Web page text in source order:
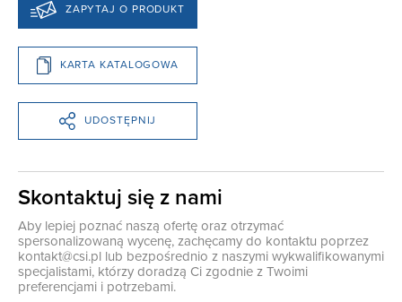
ZAPYTAJ O PRODUKT
KARTA KATALOGOWA
UDOSTĘPNIJ
Skontaktuj się z nami
Aby lepiej poznać naszą ofertę oraz otrzymać
spersonalizowaną wycenę, zachęcamy do kontaktu poprzez
kontakt@csi.pl lub bezpośrednio z naszymi wykwalifikowanymi
specjalistami, którzy doradzą Ci zgodnie z Twoimi
preferencjami i potrzebami.